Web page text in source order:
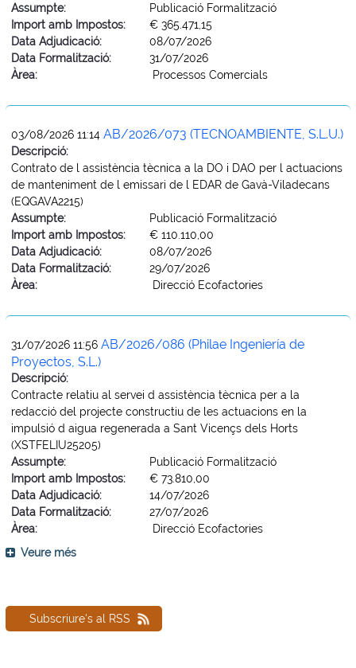
Assumpte:
Publicació Formalització
Import amb Impostos:
€ 365.471,15
Data Adjudicació:
08/07/2026
Data Formalització:
31/07/2026
Àrea:
Processos Comercials
03/08/2026 11:14 AB/2026/073 (TECNOAMBIENTE, S.L.U.)
Descripció:
Contrato de l assistència tècnica a la DO i DAO per l actuacions
de manteniment de l emissari de l EDAR de Gavà-Viladecans
(EQGAVA2215)
Assumpte:
Publicació Formalització
Import amb Impostos:
€ 110.110,00
Data Adjudicació:
08/07/2026
Data Formalització:
29/07/2026
Àrea:
Direcció Ecofactories
31/07/2026 11:56 AB/2026/086 (Philae Ingeniería de
Proyectos, S.L.)
Descripció:
Contracte relatiu al servei d assistència tècnica per a la
redacció del projecte constructiu de les actuacions en la
impulsió d aigua regenerada a Sant Vicençs dels Horts
(XSTFELIU25205)
Assumpte:
Publicació Formalització
Import amb Impostos:
€ 73.810,00
Data Adjudicació:
14/07/2026
Data Formalització:
27/07/2026
Àrea:
Direcció Ecofactories
Veure més
Subscriure's al RSS